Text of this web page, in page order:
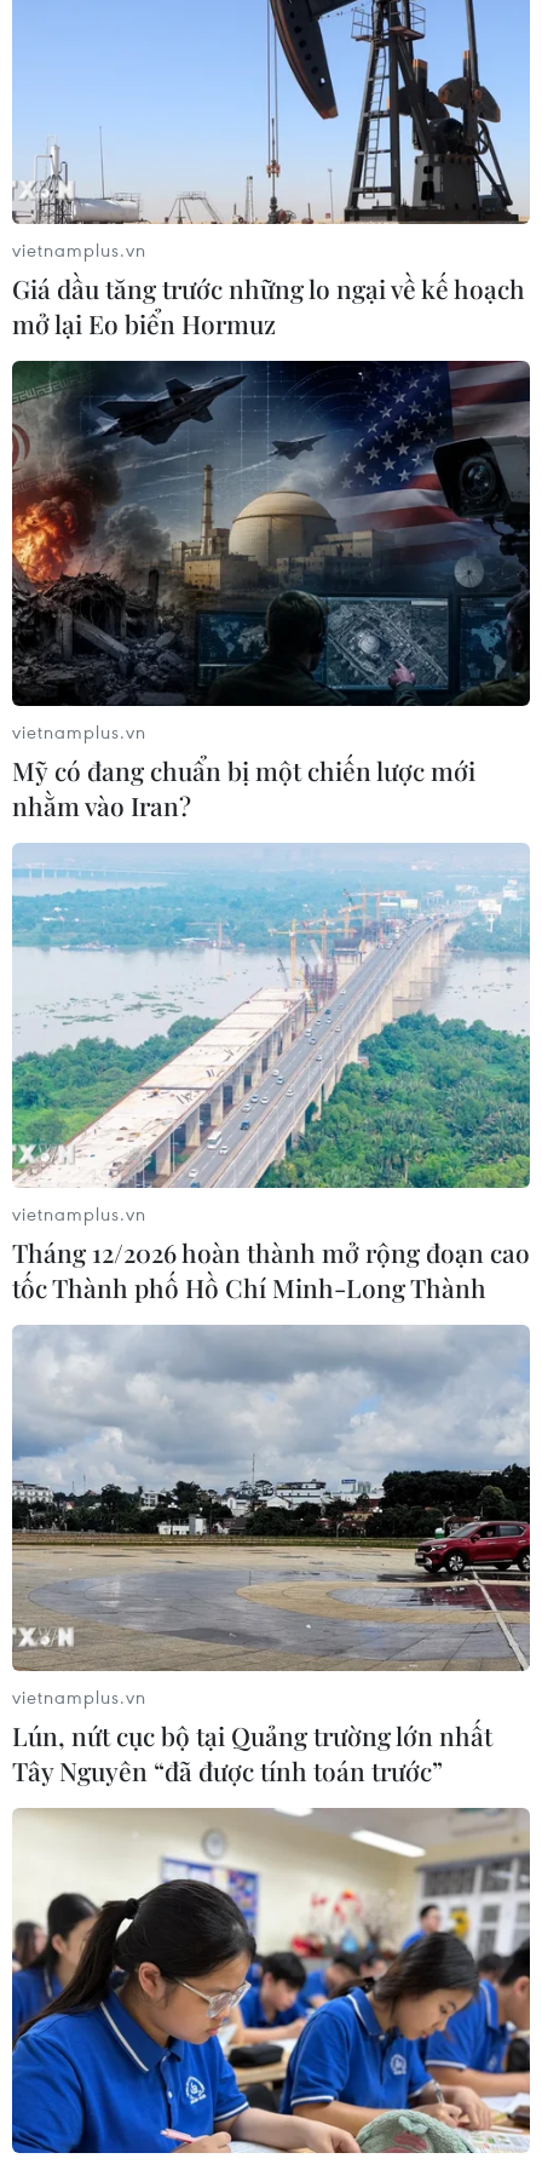
vietnamplus.vn
Giá dầu tăng trước những lo ngại về kế hoạch
mở lại Eo biển Hormuz
vietnamplus.vn
Mỹ có đang chuẩn bị một chiến lược mới
nhằm vào Iran?
vietnamplus.vn
Tháng 12/2026 hoàn thành mở rộng đoạn cao
tốc Thành phố Hồ Chí Minh-Long Thành
vietnamplus.vn
Lún, nứt cục bộ tại Quảng trường lớn nhất
Tây Nguyên “đã được tính toán trước”